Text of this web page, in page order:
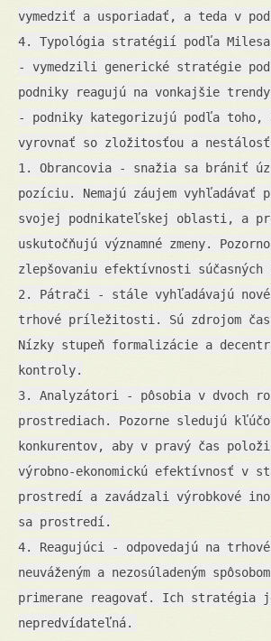
vymedziť a usporiadať, a teda v
4. Typológia stratégií podľa Milesa
- vymedzili generické stratégie
podniky reagujú na vonkajšie
- podniky kategorizujú podľa toho,
vyrovnať so zložitosťou a
1. Obrancovia - snažia sa brániť
pozíciu. Nemajú záujem
svojej podnikateľskej oblasti, a
uskutočňujú významné zmeny.
zlepšovaniu efektívnosti
2. Pátrači - stále vyhľadávajú
trhové príležitosti. Sú zdrojom
Nízky stupeň formalizácie a
kontroly.
3. Analyzátori - pôsobia v dvoch
prostrediach. Pozorne sledujú
konkurentov, aby v pravý čas
výrobno-ekonomickú efektívnosť v
prostredí a zavádzali výrobkové
sa prostredí.
4. Reagujúci - odpovedajú na
neuváženým a nezosúladeným
primerane reagovať. Ich stratégia
nepredvídateľná.